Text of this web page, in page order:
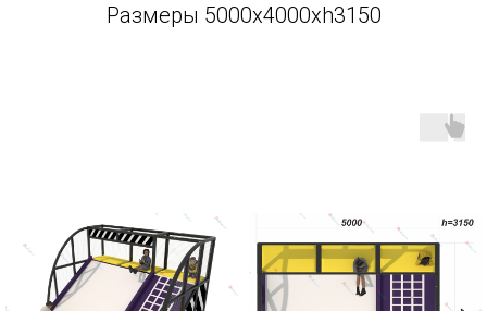
Размеры 5000x4000xh3150